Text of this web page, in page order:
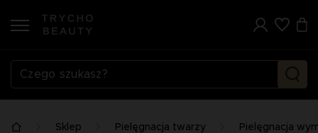
Sklep Pielęgnacja twarzy Pielęgnacja